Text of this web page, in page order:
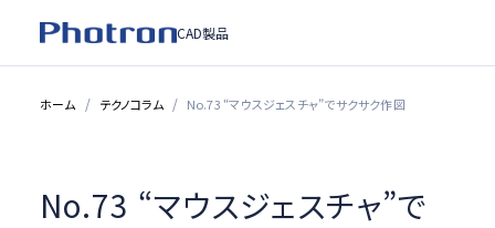
CAD製品
ホーム テクノコラム No.73 “マウスジェスチャ”でサクサク作図
No.73 “マウスジェスチャ”で